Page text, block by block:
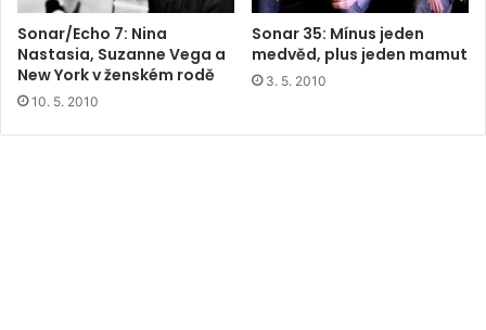
Sonar/Echo 7: Nina
Nastasia, Suzanne Vega a
New York v ženském rodě
10. 5. 2010
Sonar 35: Mínus jeden
medvěd, plus jeden mamut
3. 5. 2010